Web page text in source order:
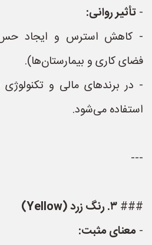
- تأثیر روانی:
- کاهش استرس و ایجاد حس
فضای کاری و بیمارستان‌ها).
استفاده می‌شود.
---
### ۳. رنگ زرد (Yellow)
- معنای مثبت: